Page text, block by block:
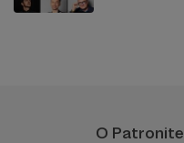
O Patronite